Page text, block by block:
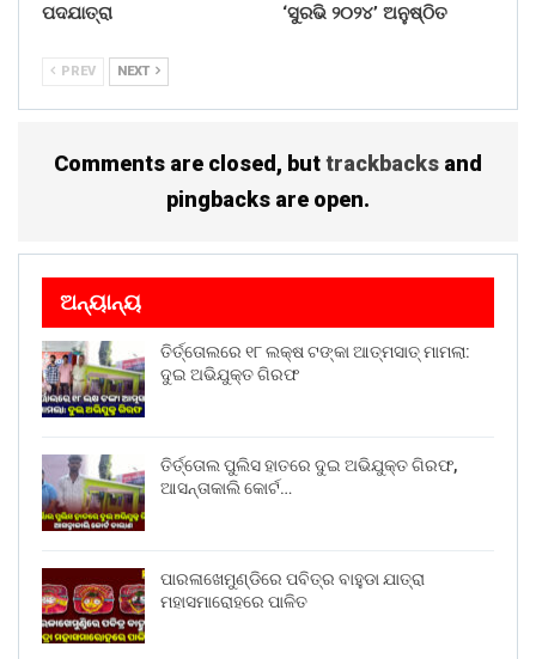
ପଦଯାତ୍ରା
‘ସୁରଭି ୨୦୨୪’ ଅନୁଷ୍ଠିତ
PREV NEXT
Comments are closed, buttrackbacks and
pingbacks are open.
ଅନ୍ୟାନ୍ୟ
ତିର୍ତ୍ତୋଲରେ ୧୮ ଲକ୍ଷ ଟଙ୍କା ଆତ୍ମସାତ୍ ମାମଲା:
ଦୁଇ ଅଭିଯୁକ୍ତ ଗିରଫ
ତିର୍ତ୍ତୋଲ ପୁଲିସ ହାତରେ ଦୁଇ ଅଭିଯୁକ୍ତ ଗିରଫ,
ଆସନ୍ତାକାଲି କୋର୍ଟ…
ପାରଳାଖେମୁଣ୍ଡିରେ ପବିତ୍ର ବାହୁଡା ଯାତ୍ରା
ମହାସମାରୋହରେ ପାଳିତ